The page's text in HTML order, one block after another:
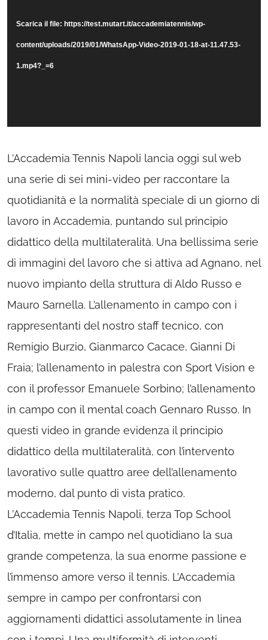
Scarica il file: https://test.mutart.it/accademiatennis/wp-
content/uploads/2019/01/WhatsApp-Video-2019-01-18-at-11.47.53-
1.mp4?_=6
L’Accademia Tennis Napoli lancia oggi sul web
una serie di sei mini-video per raccontare la
quotidianità e la normalità speciale di un giorno di
lavoro in Accademia, puntando sul principio
didattico della multilateralità. Una bellissima serie
di immagini del lavoro che si attiva ad Agnano, nel
nuovo impianto della struttura di Aldo Russo e
Mauro Sarnella. L’allenamento in campo con i
rappresentanti del nostro staff tecnico, con
Remigio Burzio, Gianmarco Cacace, Gianni Di
Fraia; l’allenamento in palestra con Sport Vision e
con il professor Emanuele Sorbino; l’allenamento
in campo con il mental coach Gennaro Russo. In
questi video in grande evidenza il principio
didattico della multilateralità, con l’intervento
lavorativo sulle quattro aree dell’allenamento
moderno, dal punto di vista pratico.
L’Accademia Tennis Napoli, terza Top School
d’Italia, mette in campo nel quotidiano la sua
grande competenza, la sua enorme passione e
l’immenso amore verso il tennis. L’Accademia
sempre in campo per confrontarsi con
aggiornamenti didattici assolutamente in linea